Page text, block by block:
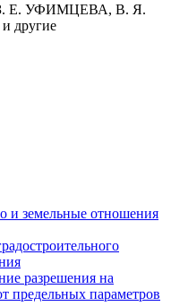
Е. УФИМЦЕВА, В. Я.
и земельные отношения
разрешения на
предельных параметров